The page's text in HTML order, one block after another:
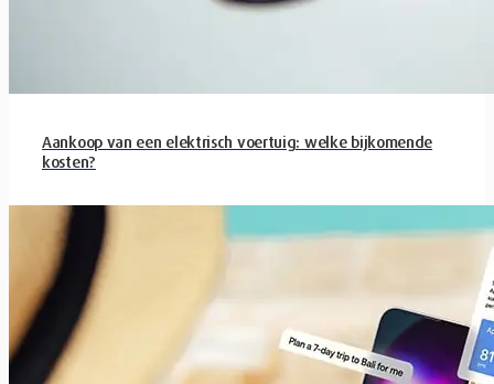
Aankoop van een elektrisch voertuig: welke bijkomende
kosten?